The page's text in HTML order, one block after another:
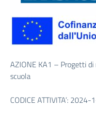
AZIONE KA1 – Progetti
scuola
CODICE ATTIVITA’: